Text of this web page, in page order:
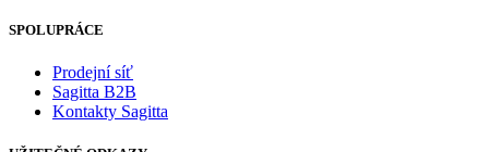
SPOLUPRÁCE
Prodejní síť
Sagitta B2B
Kontakty Sagitta